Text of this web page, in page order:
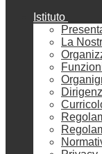
Istituto
La